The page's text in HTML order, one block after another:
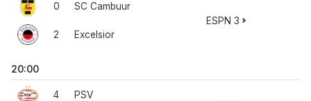
0
2
SC Cambuur
Excelsior
ESPN 3
20:00
4 PSV